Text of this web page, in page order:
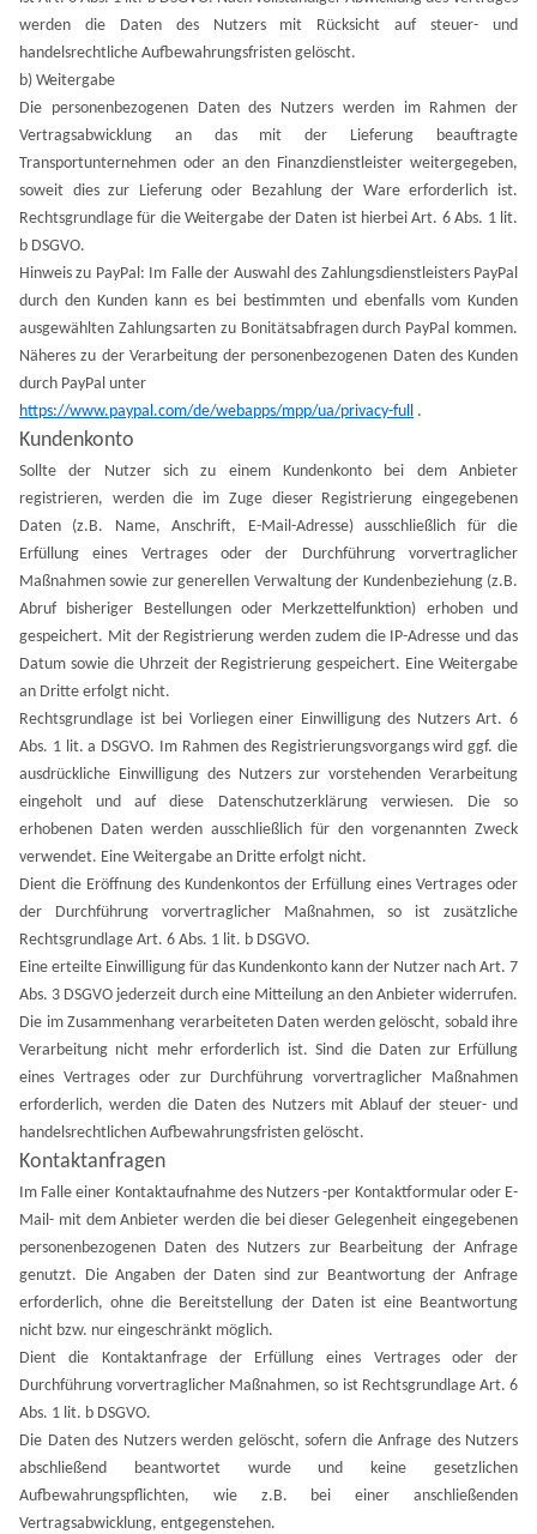
werden die Daten des Nutzers mit Rücksicht auf steuer- und
handelsrechtliche Aufbewahrungsfristen gelöscht.
b) Weitergabe
Die personenbezogenen Daten des Nutzers werden im Rahmen der
Vertragsabwicklung an das mit der Lieferung beauftragte
Transportunternehmen oder an den Finanzdienstleister weitergegeben,
soweit dies zur Lieferung oder Bezahlung der Ware erforderlich ist.
Rechtsgrundlage für die Weitergabe der Daten ist hierbei Art. 6 Abs. 1 lit.
b DSGVO.
Hinweis zu PayPal: Im Falle der Auswahl des Zahlungsdienstleisters PayPal
durch den Kunden kann es bei bestimmten und ebenfalls vom Kunden
ausgewählten Zahlungsarten zu Bonitätsabfragen durch PayPal kommen.
Näheres zu der Verarbeitung der personenbezogenen Daten des Kunden
durch PayPal unter
https://www.paypal.com/de/webapps/mpp/ua/privacy-full
.
Kundenkonto
Sollte der Nutzer sich zu einem Kundenkonto bei dem Anbieter
registrieren, werden die im Zuge dieser Registrierung eingegebenen
Daten (z.B. Name, Anschrift, E-Mail-Adresse) ausschließlich für die
Erfüllung eines Vertrages oder der Durchführung vorvertraglicher
Maßnahmen sowie zur generellen Verwaltung der Kundenbeziehung (z.B.
Abruf bisheriger Bestellungen oder Merkzettelfunktion) erhoben und
gespeichert. Mit der Registrierung werden zudem die IP-Adresse und das
Datum sowie die Uhrzeit der Registrierung gespeichert. Eine Weitergabe
an Dritte erfolgt nicht.
Rechtsgrundlage ist bei Vorliegen einer Einwilligung des Nutzers Art. 6
Abs. 1 lit. a DSGVO. Im Rahmen des Registrierungsvorgangs wird ggf. die
ausdrückliche Einwilligung des Nutzers zur vorstehenden Verarbeitung
eingeholt und auf diese Datenschutzerklärung verwiesen. Die so
erhobenen Daten werden ausschließlich für den vorgenannten Zweck
verwendet. Eine Weitergabe an Dritte erfolgt nicht.
Dient die Eröffnung des Kundenkontos der Erfüllung eines Vertrages oder
der Durchführung vorvertraglicher Maßnahmen, so ist zusätzliche
Rechtsgrundlage Art. 6 Abs. 1 lit. b DSGVO.
Eine erteilte Einwilligung für das Kundenkonto kann der Nutzer nach Art. 7
Abs. 3 DSGVO jederzeit durch eine Mitteilung an den Anbieter widerrufen.
Die im Zusammenhang verarbeiteten Daten werden gelöscht, sobald ihre
Verarbeitung nicht mehr erforderlich ist. Sind die Daten zur Erfüllung
eines Vertrages oder zur Durchführung vorvertraglicher Maßnahmen
erforderlich, werden die Daten des Nutzers mit Ablauf der steuer- und
handelsrechtlichen Aufbewahrungsfristen gelöscht.
Kontaktanfragen
Im Falle einer Kontaktaufnahme des Nutzers -per Kontaktformular oder E-
Mail- mit dem Anbieter werden die bei dieser Gelegenheit eingegebenen
personenbezogenen Daten des Nutzers zur Bearbeitung der Anfrage
genutzt. Die Angaben der Daten sind zur Beantwortung der Anfrage
erforderlich, ohne die Bereitstellung der Daten ist eine Beantwortung
nicht bzw. nur eingeschränkt möglich.
Dient die Kontaktanfrage der Erfüllung eines Vertrages oder der
Durchführung vorvertraglicher Maßnahmen, so ist Rechtsgrundlage Art. 6
Abs. 1 lit. b DSGVO.
Die Daten des Nutzers werden gelöscht, sofern die Anfrage des Nutzers
abschließend beantwortet wurde und keine gesetzlichen
Aufbewahrungspflichten, wie z.B. bei einer anschließenden
Vertragsabwicklung, entgegenstehen.